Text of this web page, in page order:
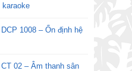
1008 – Ổn định hệ
02 – Âm thanh sân